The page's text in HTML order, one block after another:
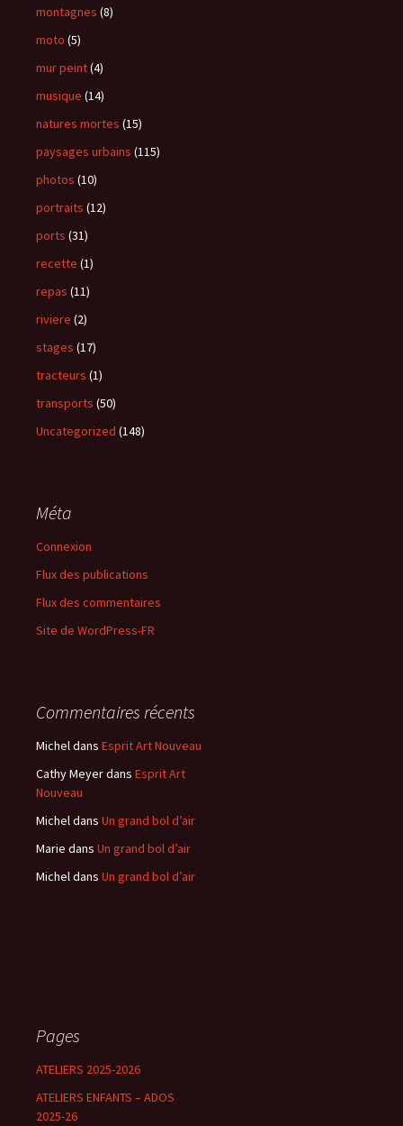
montagnes (8)
moto (5)
mur peint(4)
musique (14)
natures mortes (15)
paysages urbains (115)
photos (10)
portraits (12)
ports (31)
recette (1)
repas (11)
riviere (2)
stages (17)
tracteurs (1)
transports (50)
Uncategorized (148)
Méta
Connexion
Flux des publications
Flux des commentaires
Site de WordPress-FR
Commentaires récents
Micheldans Esprit Art Nouveau
Cathy Meyerdans Esprit Art
Nouveau
Micheldans Un grand bol d’air
Marie dans Un grand bol d’air
Micheldans Un grand bol d’air
Pages
ATELIERS 2025-2026
ATELIERS ENFANTS – ADOS
2025-26